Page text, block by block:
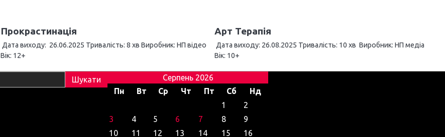
Прокрастинація
Дата виходу: 26.06.2025 Тривалість: 8 хв Виробник: НП відео
Вік: 12+
Арт Терапія
Дата виходу: 26.08.2025 Тривалість: 10 хв Виробник: НП медіа
Вік: 10+
Серпень 2026
Пн
Вт Ср Чт Пт Сб
Нд
1
2
3
4 5 6 7 8
9
10
11 12 13 14 15 16